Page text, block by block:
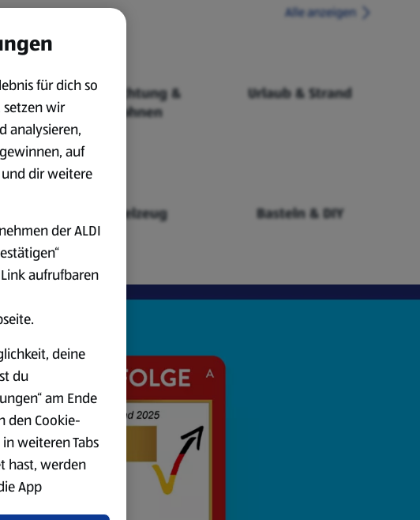
Alle anzeigen
Einrichtung &
Wohnen
Urlaub & Strand
Spielzeug Basteln & DIY
für dich so
wir
analysieren,
auf
dir weitere
der ALDI
aufrufbaren
deine
du
am Ende
den Cookie-
weiteren Tabs
hast, werden
App
geöffnet